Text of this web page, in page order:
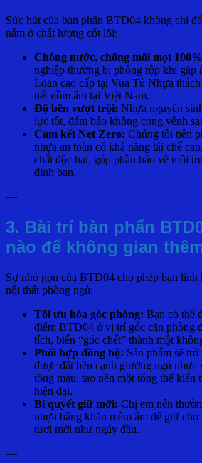
Sức hút của bàn phấn BTD04 không chỉ
nằm ở chất lượng cốt lõi:
Chống nước, chống mối mọt
nghiệp thường bị phồng rộp khi gặp
Loan cao cấp tại Vua Tủ Nhựa
tiết nồm ẩm tại Việt Nam.
Độ bền vượt trội: Nhựa nguyên
lực tốt, đảm bảo không cong vênh
Cam kết Net Zero: Chúng tôi tiên
nhựa an toàn có khả năng tái chế
chất độc hại, góp phần bảo vệ môi
đình bạn.
—
3. Bài trí bàn phấn
nào để không gian
Sự nhỏ gọn của BTD04 cho phép bạn linh
nội thất phòng ngủ:
Tối ưu hóa góc phòng: Bạn có thể
điểm BTD04 ở vị trí góc căn phòng
tích, biến “góc chết” thành một
Phối hợp đồng bộ: Sản phẩm sẽ
được đặt bên cạnh giường ngủ nhựa
tông màu, tạo nên một tổng thể kiến
hiện đại.
Bí quyết giữ mới: Chị em nên
nhựa bằng khăn mềm ẩm để giữ cho
tươi mới như ngày đầu.
—